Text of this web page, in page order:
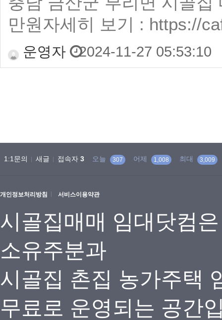
만원자세히 보기 : https://
운영자 2024-11-27 05:53:10
1:1문의 새글 접속자 3 오늘 307 어제 1,008 최대 3,009
개인정보처리방침 서비스이용약관
시골집매매 임대닷컴
소유주분과
시골집 촌집 농가주택
무료로 운영되는 공간